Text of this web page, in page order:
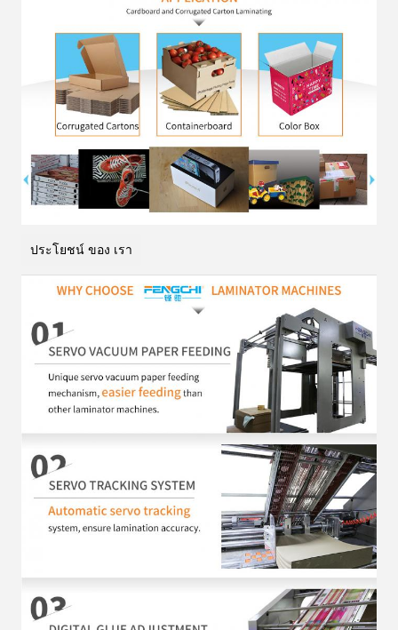
ประโยชน์ ของ เรา